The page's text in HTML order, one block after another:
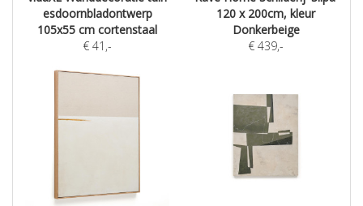
esdoornbladontwerp
105x55 cm cortenstaal
€ 41 ,-
120 x 200cm, kleur
Donkerbeige
€ 439,-